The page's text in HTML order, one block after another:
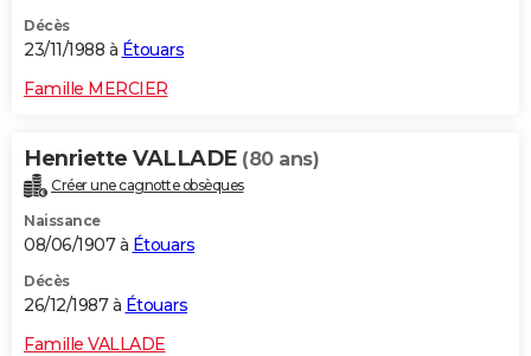
Décès
23/11/1988 à Étouars
Famille MERCIER
Henriette VALLADE (80 ans)
Créer une cagnotte obsèques
Naissance
08/06/1907 à Étouars
Décès
26/12/1987 à Étouars
Famille VALLADE